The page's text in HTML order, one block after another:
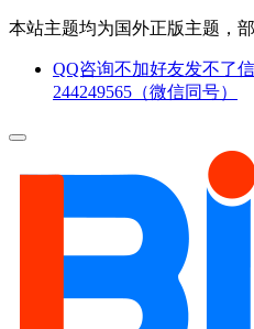
本站主题均为国外正版主题，
QQ咨询不加好友发不了
244249565（微信同号）